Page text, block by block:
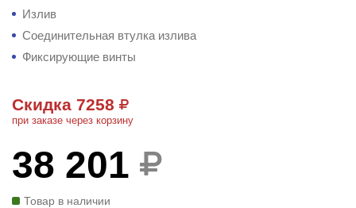
Излив
Соединительная втулка излива
Фиксирующие винты
Скидка 7258
при заказе через корзину
38 201
Товар в наличии